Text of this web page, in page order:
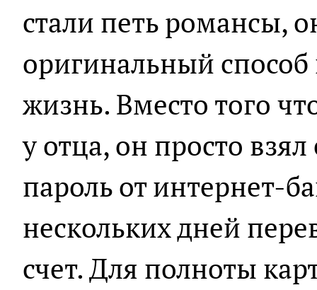
стали петь романсы,
оригинальный способ
жизнь. Вместо того
у отца, он просто
пароль от интернет-
нескольких дней
счет. Для полноты